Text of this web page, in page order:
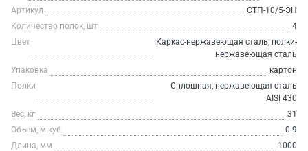
Артикул
СТП-10/5-ЭН
Количество полок, шт
4
Цвет
Каркас-нержавеющая сталь, полки-
нержавеющая сталь
Упаковка
картон
Полки
Сплошная, нержавеющая сталь
AISI 430
Вес, кг
31
Объем, м.куб
0.9
Длина, мм
1000